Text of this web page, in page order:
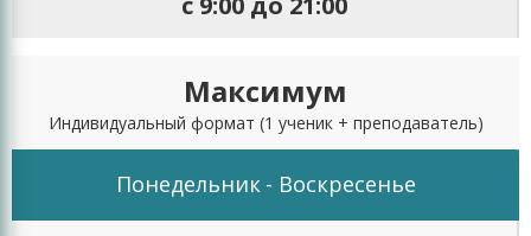
Максимум
Индивидуальный формат (1 ученик + преподаватель)
Понедельник - Воскресенье